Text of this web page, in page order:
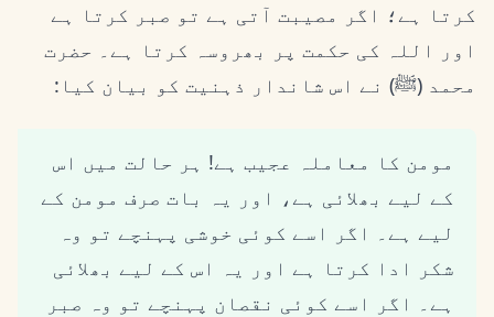
کرتا ہے؛ اگر مصیبت آتی ہے تو صبر کرتا ہے
اور اللہ کی حکمت پر بھروسہ کرتا ہے۔ حضرت
محمد (ﷺ) نے اس شاندار ذہنیت کو بیان کیا:
مومن کا معاملہ عجیب ہے! ہر حالت میں اس
کے لیے بھلائی ہے، اور یہ بات صرف مومن کے
لیے ہے۔ اگر اسے کوئی خوشی پہنچے تو وہ
شکر ادا کرتا ہے اور یہ اس کے لیے بھلائی
ہے۔ اگر اسے کوئی نقصان پہنچے تو وہ صبر